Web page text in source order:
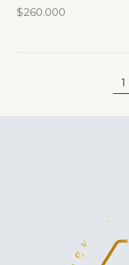
$260.000
1